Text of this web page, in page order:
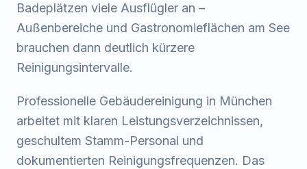
Badeplätzen viele Ausflügler an –
Außenbereiche und Gastronomieflächen am See
brauchen dann deutlich kürzere
Reinigungsintervalle.
Professionelle Gebäudereinigung in München
arbeitet mit klaren Leistungsverzeichnissen,
geschultem Stamm-Personal und
dokumentierten Reinigungsfrequenzen. Das